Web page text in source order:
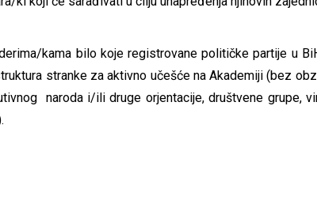
kama bilo koje registrovane političke partije u
stranke za aktivno učešće na Akademiji (bez
naroda i/ili druge orjentacije, društvene grupe,